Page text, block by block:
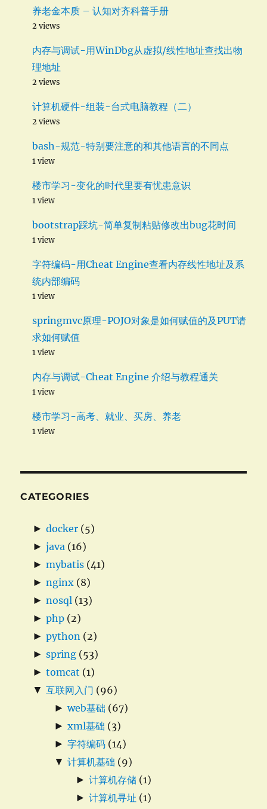
养老金本质 – 认知对齐科普手册
2 views
内存与调试-用WinDbg从虚拟/线性地址查找出物
理地址
2 views
计算机硬件-组装-台式电脑教程（二）
2 views
bash-规范-特别要注意的和其他语言的不同点
1 view
楼市学习-变化的时代里要有忧患意识
1 view
bootstrap踩坑-简单复制粘贴修改出bug花时间
1 view
字符编码-用Cheat Engine查看内存线性地址及系
统内部编码
1 view
springmvc原理-POJO对象是如何赋值的及PUT请
求如何赋值
1 view
内存与调试-Cheat Engine 介绍与教程通关
1 view
楼市学习-高考、就业、买房、养老
1 view
CATEGORIES
► docker (5)
► java (16)
► mybatis (41)
► nginx (8)
► nosql (13)
► php (2)
► python (2)
► spring (53)
► tomcat (1)
▼ 互联网入门 (96)
► web基础 (67)
► xml基础 (3)
► 字符编码 (14)
▼ 计算机基础 (9)
► 计算机存储 (1)
► 计算机寻址 (1)